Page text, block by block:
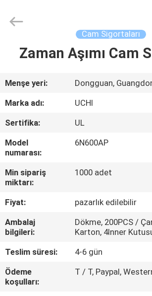
ÜRÜN:%
S
GÖSTERISI
HAKKIMIZDA
TURU
KONTROL
Electronics
Co.,Ltd.
Cam Sigortaları
Zaman Aşımı Cam
Menşe yeri:
Dongguan,
Marka adı:
UCHI
Sertifika:
UL
Model
numarası:
6N600AP
Min sipariş
miktarı:
1000 adet
Fiyat:
pazarlık edilebilir
Ambalaj
bilgileri:
Dökme, 200PCS /
Karton, 4Inner
Teslim süresi:
4-6 gün
Ödeme
koşulları:
T / T, Paypal,